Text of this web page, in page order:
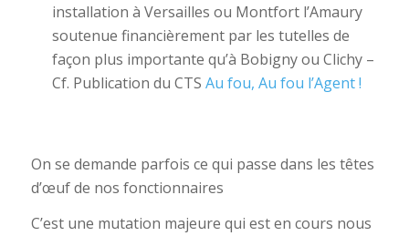
installation à Versailles ou Montfort l’Amaury
soutenue financièrement par les tutelles de
façon plus importante qu’à Bobigny ou Clichy –
Cf. Publication du CTS Au fou, Au fou l’Agent !
On se demande parfois ce qui passe dans les têtes
d’œuf de nos fonctionnaires
C’est une mutation majeure qui est en cours nous